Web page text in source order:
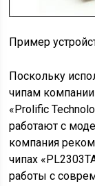
Пример
Поскольку
чипам
«Prolific
работают с
компания
чипах «
работы с